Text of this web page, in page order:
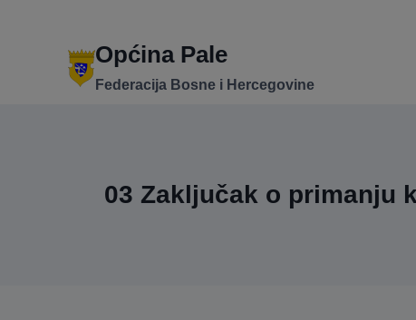
Općina Pale
Federacija Bosne i Hercegovine
03 Zaključak o primanju